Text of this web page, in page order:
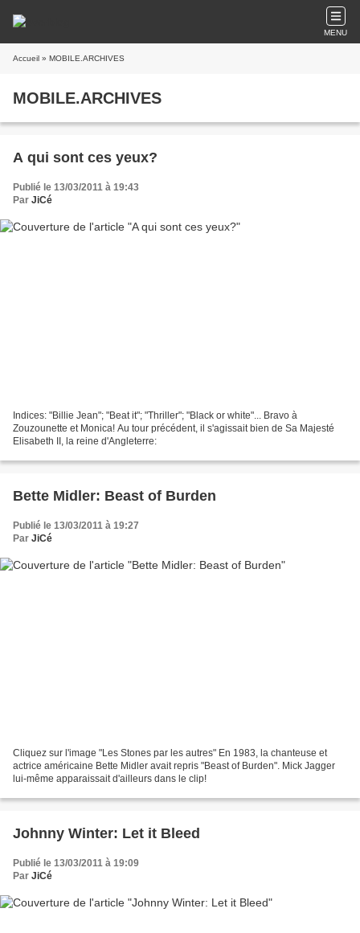
MENU
Accueil » MOBILE.ARCHIVES
MOBILE.ARCHIVES
A qui sont ces yeux?
Publié le 13/03/2011 à 19:43
Par JiCé
Indices: "Billie Jean"; "Beat it"; "Thriller"; "Black or white"... Bravo à
Zouzounette et Monica! Au tour précédent, il s'agissait bien de Sa Majesté
Elisabeth II, la reine d'Angleterre:
Bette Midler: Beast of Burden
Publié le 13/03/2011 à 19:27
Par JiCé
Cliquez sur l'image "Les Stones par les autres" En 1983, la chanteuse et
actrice américaine Bette Midler avait repris "Beast of Burden". Mick Jagger
lui-même apparaissait d'ailleurs dans le clip!
Johnny Winter: Let it Bleed
Publié le 13/03/2011 à 19:09
Par JiCé